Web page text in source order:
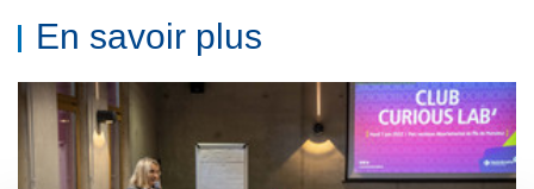
En savoir plus